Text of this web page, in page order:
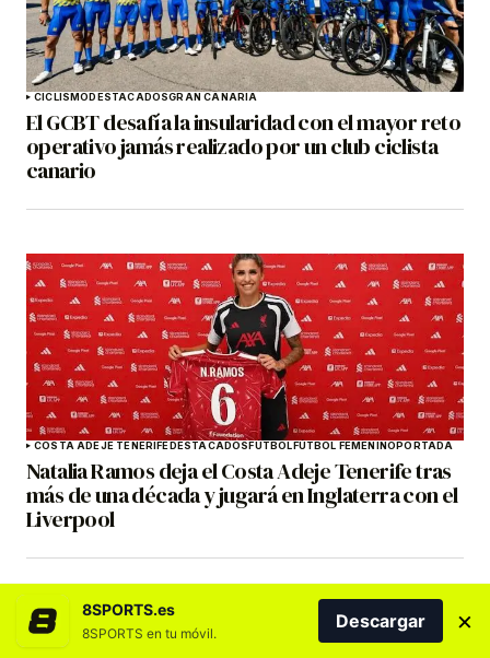
CICLISMODESTACADOSGRAN CANARIA
El GCBT desafía la insularidad con el mayor reto
operativo jamás realizado por un club ciclista
canario
COSTA ADEJE TENERIFEDESTACADOSFÚTBOLFÚTBOL FEMENINOPORTADA
Natalia Ramos deja el Costa Adeje Tenerife tras
más de una década y jugará en Inglaterra con el
Liverpool
8SPORTS.es
8SPORTS en tu móvil.
Descargar ×